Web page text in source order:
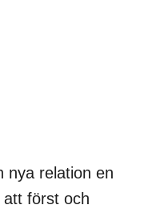
nya relation en
först och